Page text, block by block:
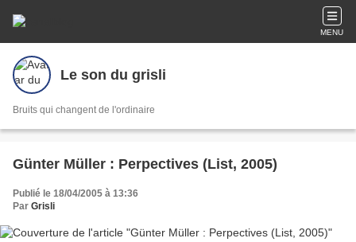
MENU
Le son du grisli
Bruits qui changent de l'ordinaire
Günter Müller : Perpectives (List, 2005)
Publié le 18/04/2005 à 13:36
Par Grisli